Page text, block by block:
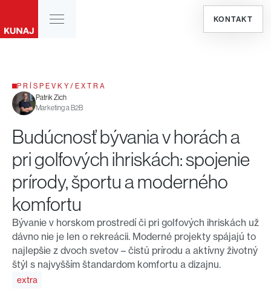
KONTAKT
PRÍSPEVKY / EXTRA
Patrik Zich
Marketing a B2B
Budúcnosť bývania v horách a
pri golfových ihriskách: spojenie
prírody, športu a moderného
komfortu
Bývanie v horskom prostredí či pri golfových ihriskách už
dávno nie je len o rekreácii. Moderné projekty spájajú to
najlepšie z dvoch svetov – čistú prírodu a aktívny životný
štýl s najvyšším štandardom komfortu a dizajnu.
extra